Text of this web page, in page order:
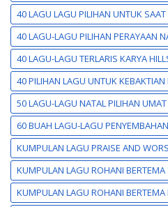
40 LAGU LAGU PILIHAN UNTUK SAAT
40 LAGU-LAGU PILIHAN PERAYAAN
40 LAGU-LAGU TERLARIS KARYA
40 PILIHAN LAGU UNTUK
50 LAGU-LAGU NATAL PILIHAN UMAT
60 BUAH LAGU-LAGU
KUMPULAN LAGU PRAISE AND
KUMPULAN LAGU ROHANI
KUMPULAN LAGU ROHANI